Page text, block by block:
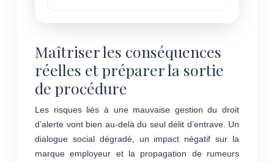
Maîtriser les conséquences
réelles et préparer la sortie
de procédure
Les risques liés à une mauvaise gestion du droit
d’alerte vont bien au-delà du seul délit d’entrave. Un
dialogue social dégradé, un impact négatif sur la
marque employeur et la propagation de rumeurs